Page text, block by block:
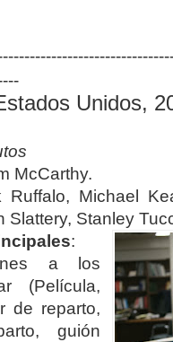
os Unidos,
McCarthy.
Ruffalo, Michael
Slattery, Stanley
:
a los
(Película,
de reparto,
guión